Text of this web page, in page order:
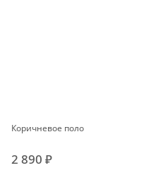
Коричневое поло
2 890 ₽